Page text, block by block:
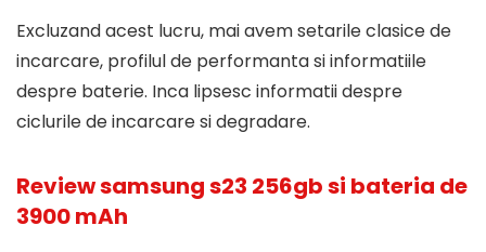
Excluzand acest lucru, mai avem setarile clasice de
incarcare, profilul de performanta si informatiile
despre baterie. Inca lipsesc informatii despre
ciclurile de incarcare si degradare.
Review samsung s23 256gb si bateria de
3900 mAh